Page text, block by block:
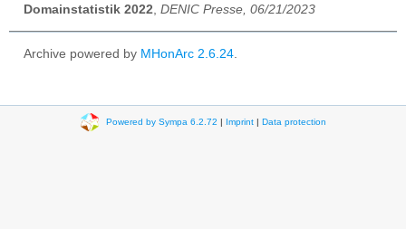
Domainstatistik 2022, DENIC Presse, 06/21/2023
Archive powered by MHonArc 2.6.24.
Powered by Sympa 6.2.72 | Imprint| Data protection